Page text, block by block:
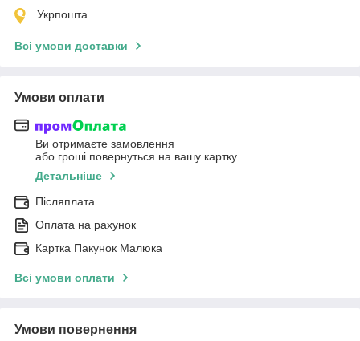
Укрпошта
Всі умови доставки
Умови оплати
Ви отримаєте замовлення
або гроші повернуться на вашу картку
Детальніше
Післяплата
Оплата на рахунок
Картка Пакунок Малюка
Всі умови оплати
Умови повернення